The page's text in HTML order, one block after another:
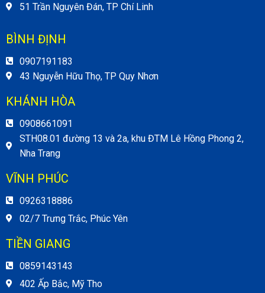
51 Trần Nguyên Đán, TP Chí Linh
BÌNH ĐỊNH
0907191183
43 Nguyễn Hữu Thọ, TP Quy Nhơn
KHÁNH HÒA
0908661091
STH08.01 đường 13 và 2a, khu ĐTM Lê Hồng Phong 2,
Nha Trang
VĨNH PHÚC
0926318886
02/7 Trưng Trắc, Phúc Yên
TIỀN GIANG
0859143143
402 Ấp Bắc, Mỹ Tho